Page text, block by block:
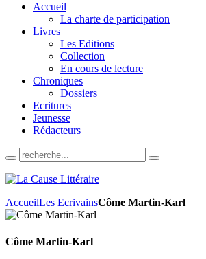
Accueil
La charte de participation
Livres
Les Editions
Collection
En cours de lecture
Chroniques
Dossiers
Ecritures
Jeunesse
Rédacteurs
AccueilLes EcrivainsCôme Martin-Karl
Côme Martin-Karl